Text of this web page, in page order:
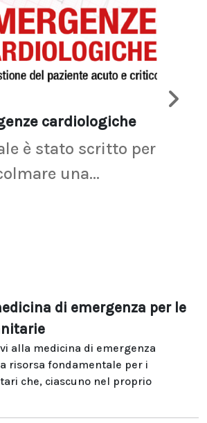
cardiologiche
è stato scritto per
una...
di emergenza per le
alla medicina di emergenza
risorsa fondamentale per i
che, ciascuno nel proprio